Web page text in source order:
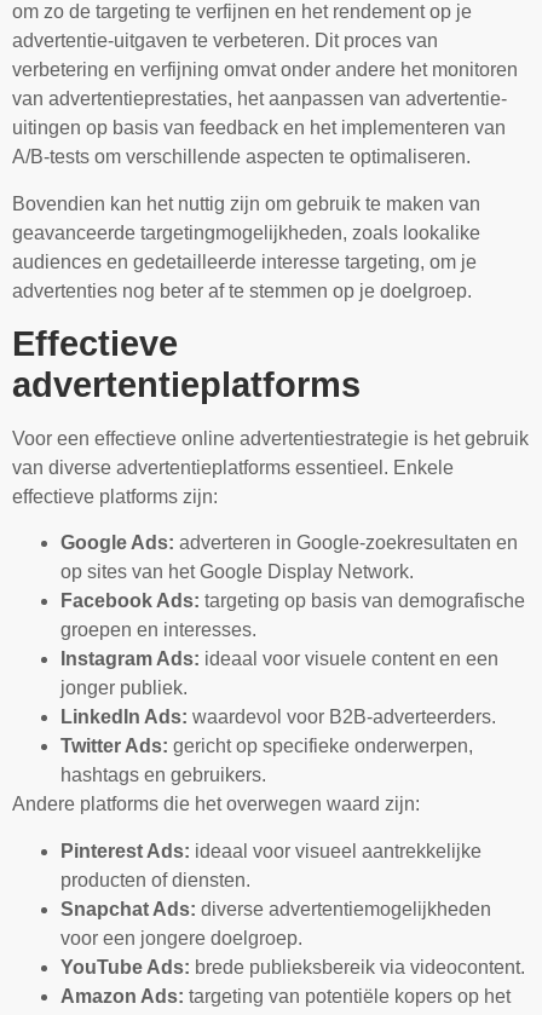
om zo de targeting te verfijnen en het rendement op je
advertentie-uitgaven te verbeteren. Dit proces van
verbetering en verfijning omvat onder andere het monitoren
van advertentieprestaties, het aanpassen van advertentie-
uitingen op basis van feedback en het implementeren van
A/B-tests om verschillende aspecten te optimaliseren.
Bovendien kan het nuttig zijn om gebruik te maken van
geavanceerde targetingmogelijkheden, zoals lookalike
audiences en gedetailleerde interesse targeting, om je
advertenties nog beter af te stemmen op je doelgroep.
Effectieve
advertentieplatforms
Voor een effectieve online advertentiestrategie is het gebruik
van diverse advertentieplatforms essentieel. Enkele
effectieve platforms zijn:
Google Ads: adverteren in Google-zoekresultaten en
op sites van het Google Display Network.
Facebook Ads: targeting op basis van demografische
groepen en interesses.
Instagram Ads: ideaal voor visuele content en een
jonger publiek.
LinkedIn Ads: waardevol voor B2B-adverteerders.
Twitter Ads: gericht op specifieke onderwerpen,
hashtags en gebruikers.
Andere platforms die het overwegen waard zijn:
Pinterest Ads: ideaal voor visueel aantrekkelijke
producten of diensten.
Snapchat Ads: diverse advertentiemogelijkheden
voor een jongere doelgroep.
YouTube Ads: brede publieksbereik via videocontent.
Amazon Ads: targeting van potentiële kopers op het